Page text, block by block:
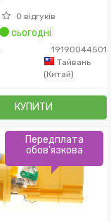
0 відгуків
сьогодні
19190044501
Тайвань
(Китай)
КУПИТИ
Передплата
обов'язкова